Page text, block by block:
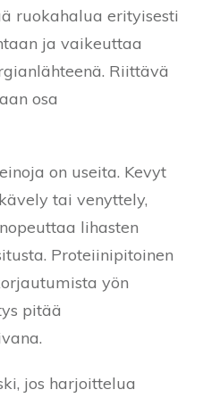
ruokahalua erityisesti
ja vaikeuttaa
Riittävä
osa
on useita. Kevyt
tai venyttely,
lihasten
Proteiinipitoinen
yön
pitää
jos harjoittelua